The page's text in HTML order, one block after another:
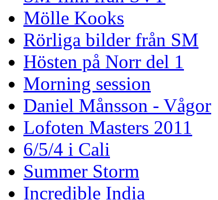
Mölle Kooks
Rörliga bilder från SM
Hösten på Norr del 1
Morning session
Daniel Månsson - Vågor
Lofoten Masters 2011
6/5/4 i Cali
Summer Storm
Incredible India